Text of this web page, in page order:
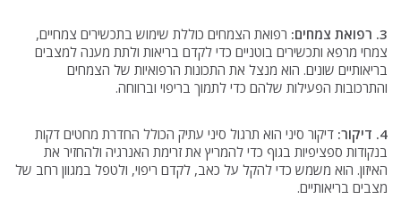
3. רפואת צמחים:
רפואת הצמחים כוללת שימוש בתכשירים צמחיים,
צמחי מרפא ותכשירים בוטניים כדי לקדם בריאות ולתת מענה למצבים
בריאותיים שונים. הוא מנצל את התכונות הרפואיות של הצמחים
והתרכובות הפעילות שלהם כדי לתמוך בריפוי וברווחה.
4. דיקור:
דיקור סיני הוא תרגול סיני עתיק הכולל החדרת מחטים דקות
בנקודות ספציפיות בגוף כדי להמריץ את זרימת האנרגיה ולהחזיר את
האיזון. הוא משמש כדי להקל על כאב, לקדם ריפוי, ולטפל במגוון רחב של
מצבים בריאותיים.